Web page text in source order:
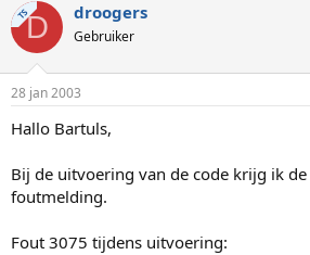
TSD droogers
Gebruiker
28 jan 2003
Hallo Bartuls,
Bij de uitvoering van de code krijg ik
foutmelding.
Fout 3075 tijdens uitvoering: